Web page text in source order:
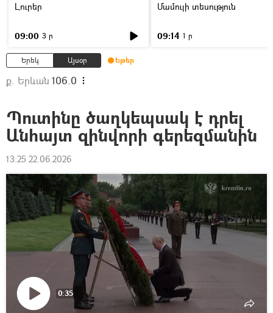
Լուրեր
09:00 3 ր
Մամուլի տեսություն
09:14 1 ր
Երեկ Այսօր Եթեր
ք. Երևան 106.0
Պուտինը ծաղկեպսակ է դրել
Անհայտ զինվորի գերեզմանին
13:25 22.06.2026
0:35